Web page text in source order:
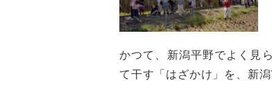
かつて、新潟平野でよく見
て干す「はざかけ」を、新